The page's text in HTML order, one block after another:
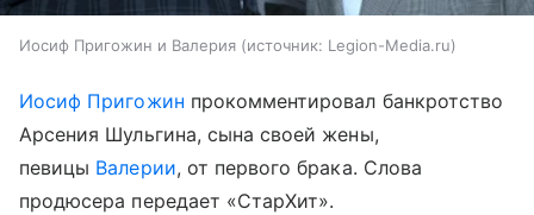
Иосиф Пригожин и Валерия источник: Legion-Media.ru
Иосиф Пригожин прокомментировал банкротство
Арсения Шульгина, сына своей жены,
певицы Валерии, от первого брака. Слова
продюсера передает «СтарХит».